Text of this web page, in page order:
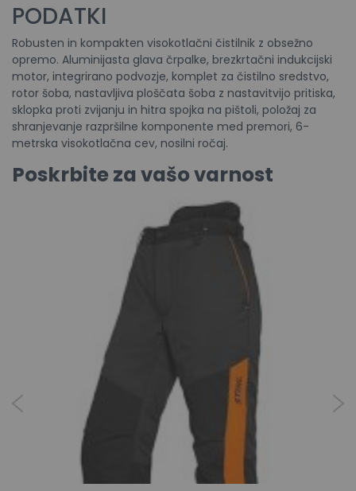
PODATKI
Robusten in kompakten visokotlačni čistilnik z obsežno
opremo. Aluminijasta glava črpalke, brezkrtačni indukcijski
motor, integrirano podvozje, komplet za čistilno sredstvo,
rotor šoba, nastavljiva ploščata šoba z nastavitvijo pritiska,
sklopka proti zvijanju in hitra spojka na pištoli, položaj za
shranjevanje razpršilne komponente med premori, 6-
metrska visokotlačna cev, nosilni ročaj.
Poskrbite za vašo varnost